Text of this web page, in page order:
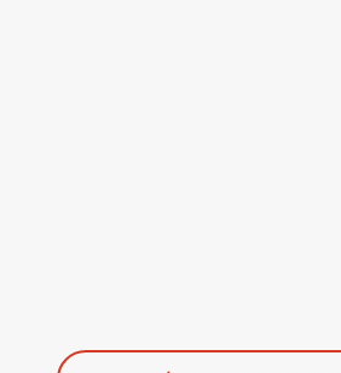
temu zakupy w Top Market
Sieć wprowadza
coraz więcej produktów